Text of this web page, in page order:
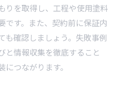
りを取得し、工程や使用塗料
です。また、契約前に保証内
も確認しましょう。失敗事例
と情報収集を徹底すること
つながります。